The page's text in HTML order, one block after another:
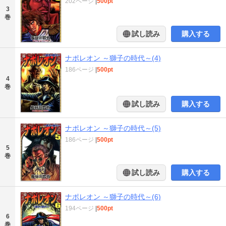
3
巻
試し読み 購入する
4
巻
ナポレオン ～獅子の時代～(4)
186ページ 500pt
試し読み 購入する
5
巻
ナポレオン ～獅子の時代～(5)
186ページ 500pt
試し読み 購入する
6
巻
ナポレオン ～獅子の時代～(6)
194ページ 500pt